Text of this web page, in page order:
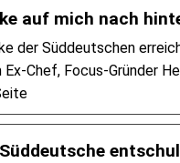
auf mich nach
der Süddeutschen
Ex-Chef, Focus-Gründer
Süddeutsche